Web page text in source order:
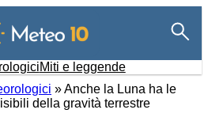
Miti e leggende
»Anche la Luna ha le
della gravità terrestre